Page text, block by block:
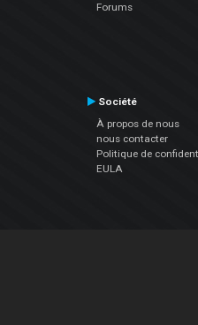
Forums
Société
À propos de nous
nous contacter
Politique de
EULA